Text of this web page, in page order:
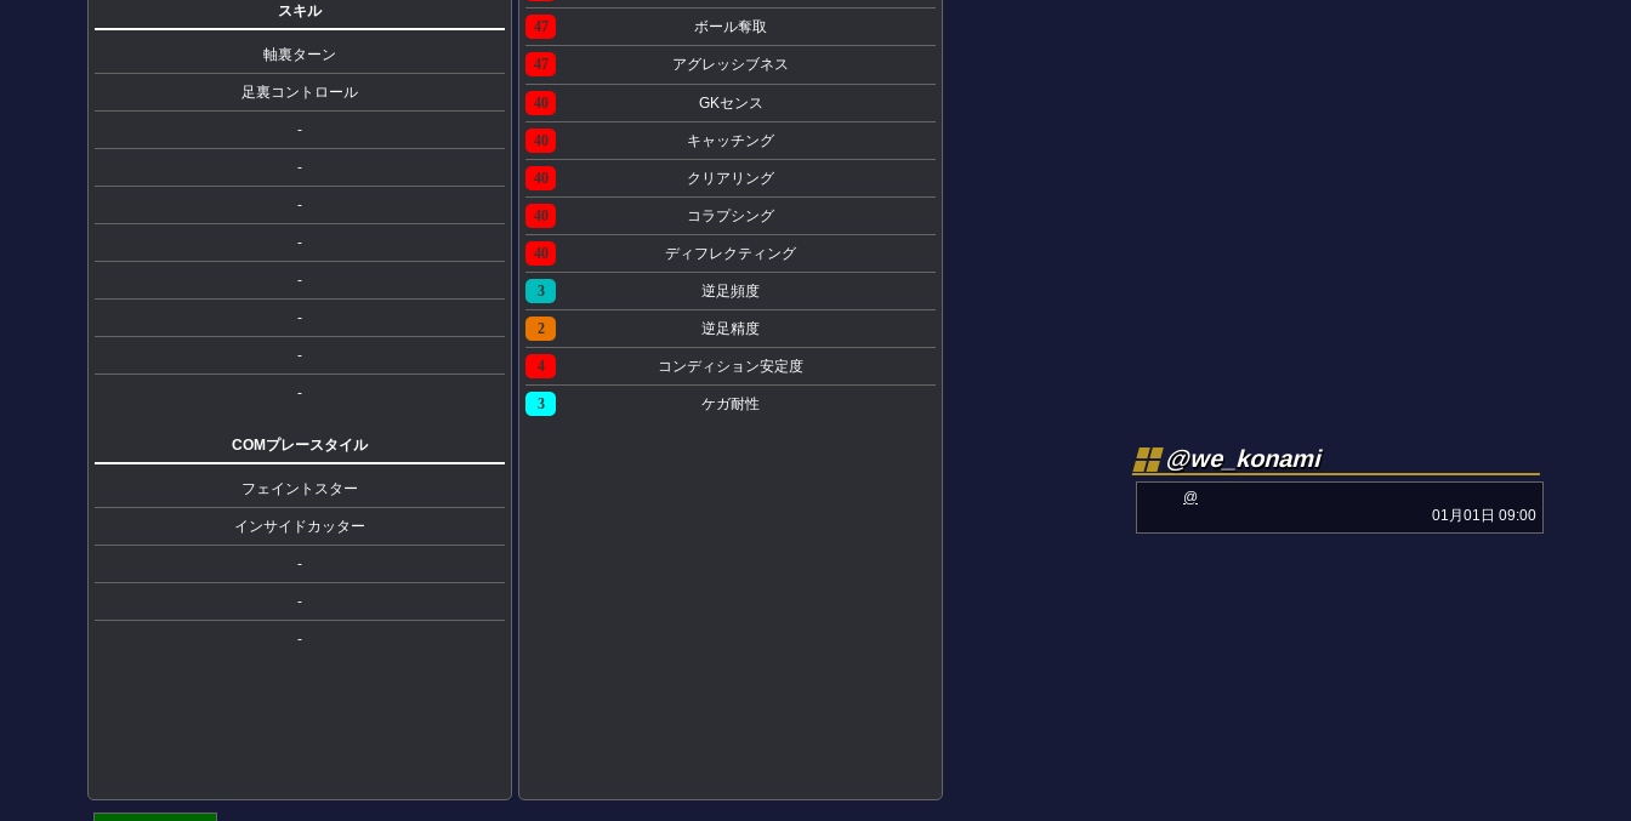
スキル
軸裏ターン
足裏コントロール
-
-
-
-
-
-
-
-
COMプレースタイル
フェイントスター
インサイドカッター
-
-
-
47 ボール奪取
47 アグレッシブネス
40 GKセンス
40 キャッチング
40 クリアリング
40 コラプシング
40 ディフレクティング
3 逆足頻度
2 逆足精度
4 コンディション安定度
3 ケガ耐性
@we_konami
@
01月01日 09:00